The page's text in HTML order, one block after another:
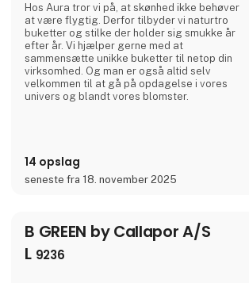
Hos Aura tror vi på, at skønhed ikke behøver
at være flygtig. Derfor tilbyder vi naturtro
buketter og stilke der holder sig smukke år
efter år. Vi hjælper gerne med at
sammensætte unikke buketter til netop din
virksomhed. Og man er også altid selv
velkommen til at gå på opdagelse i vores
univers og blandt vores blomster.
14 opslag
seneste fra 18. november 2025
B GREEN by Callapor A/S
L 9236